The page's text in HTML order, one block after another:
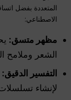
المتعددة بفضل
الاصطناعي:
مظهر متسق:
الشعر وملامح
التفسير الدقيق:
لإنشاء